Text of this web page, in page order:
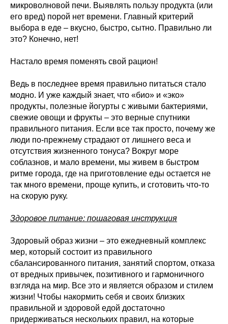
микроволновой печи. Выявлять пользу продукта (или
его вред) порой нет времени. Главный критерий
выбора в еде – вкусно, быстро, сытно. Правильно ли
это? Конечно, нет!
Настало время поменять свой рацион!
Ведь в последнее время правильно питаться стало
модно. И уже каждый знает, что «био» и «эко»
продукты, полезные йогурты с живыми бактериями,
свежие овощи и фрукты – это верные спутники
правильного питания. Если все так просто, почему же
люди по-прежнему страдают от лишнего веса и
отсутствия жизненного тонуса? Вокруг море
соблазнов, и мало времени, мы живем в быстром
ритме города, где на приготовление еды остается не
так много времени, проще купить, и сготовить что-то
на скорую руку.
Здоровое питание: пошаговая инструкция
Здоровый образ жизни – это ежедневный комплекс
мер, который состоит из правильного
сбалансированного питания, занятий спортом, отказа
от вредных привычек, позитивного и гармоничного
взгляда на мир. Все это и является образом и стилем
жизни! Чтобы накормить себя и своих близких
правильной и здоровой едой достаточно
придерживаться нескольких правил, на которые